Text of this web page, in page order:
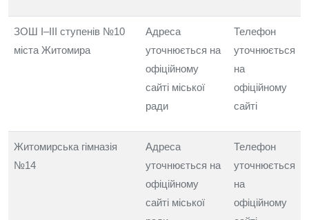
ЗОШ I–III ступенів №10
міста Житомира
Адреса
уточнюється на
офіційному
сайті міської
ради
Телефон
уточнюється
на
офіційному
сайті
Житомирська гімназія
№14
Адреса
уточнюється на
офіційному
сайті міської
Телефон
уточнюється
на
офіційному